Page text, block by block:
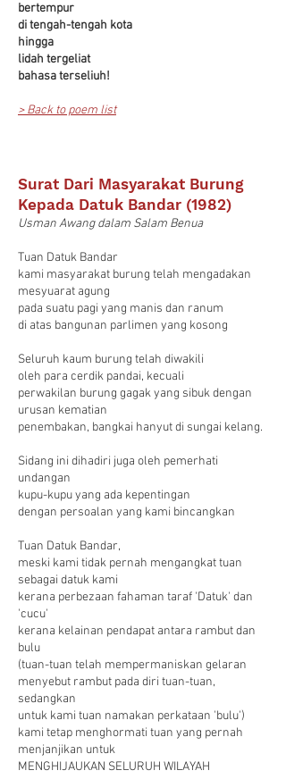
bertempur
di tengah-tengah kota
hingga
lidah tergeliat
bahasa terseliuh!
> Back to poem list
Surat Dari Masyarakat Burung
Kepada Datuk Bandar (1982)
Usman Awang dalam Salam Benua
Tuan Datuk Bandar
kami masyarakat burung telah mengadakan
mesyuarat agung
pada suatu pagi yang manis dan ranum
di atas bangunan parlimen yang kosong
Seluruh kaum burung telah diwakili
oleh para cerdik pandai, kecuali
perwakilan burung gagak yang sibuk dengan
urusan kematian
penembakan, bangkai hanyut di sungai kelang.
Sidang ini dihadiri juga oleh pemerhati
undangan
kupu-kupu yang ada kepentingan
dengan persoalan yang kami bincangkan
Tuan Datuk Bandar,
meski kami tidak pernah mengangkat tuan
sebagai datuk kami
kerana perbezaan fahaman taraf 'Datuk' dan
'cucu'
kerana kelainan pendapat antara rambut dan
bulu
(tuan-tuan telah mempermaniskan gelaran
menyebut rambut pada diri tuan-tuan,
sedangkan
untuk kami tuan namakan perkataan 'bulu')
kami tetap menghormati tuan yang pernah
menjanjikan untuk
MENGHIJAUKAN SELURUH WILAYAH